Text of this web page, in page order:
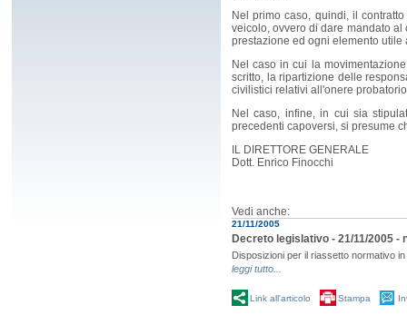
Nel primo caso, quindi, il
veicolo, ovvero di dare mandato
prestazione ed ogni elemento
Nel caso in cui la
scritto, la ripartizione delle
civilistici relativi all'onere
Nel caso, infine, in cui sia
precedenti capoversi, si presume
IL DIRETTORE GENERALE
Dott. Enrico Finocchi
Vedi anche:
21/11/2005
Decreto legislativo - 21/11/2005
Disposizioni per il riassetto normativo
leggi tutto...
Link all'articolo Stampa